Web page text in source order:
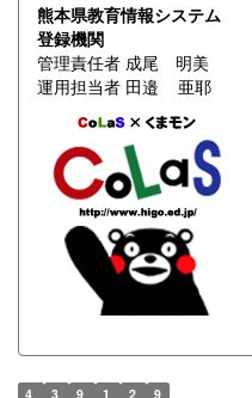
熊本県教育情報システム
登録機関
管理責任者 成尾 明美
運用担当者 田邉 亜耶
4 3 9 1 2 9